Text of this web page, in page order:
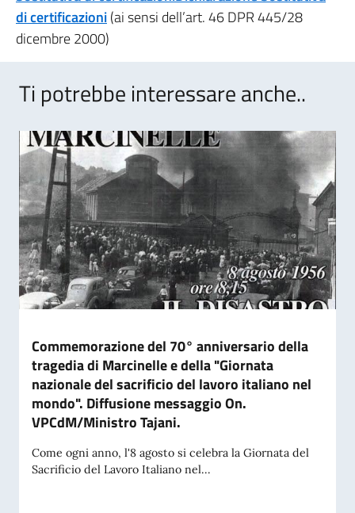
di certificazioni(ai sensi dell’art. 46 DPR 445/28
dicembre 2000)
Ti potrebbe interessare anche..
Commemorazione del 70° anniversario della
tragedia di Marcinelle e della "Giornata
nazionale del sacrificio del lavoro italiano nel
mondo". Diffusione messaggio On.
VPCdM/Ministro Tajani.
Come ogni anno, l'8 agosto si celebra la Giornata del
Sacrificio del Lavoro Italiano nel...